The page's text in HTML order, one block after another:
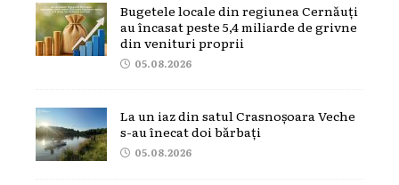
Bugetele locale din regiunea Cernăuți
au încasat peste 5,4 miliarde de grivne
din venituri proprii
05.08.2026
La un iaz din satul Crasnoșoara Veche
s-au înecat doi bărbați
05.08.2026